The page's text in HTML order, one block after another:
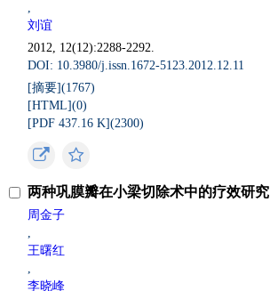
,
刘谊
2012, 12(12):2288-2292.
DOI: 10.3980/j.issn.1672-5123.2012.12.11
[摘要](1767)
[HTML](0)
[PDF 437.16 K](2300)
两种巩膜瓣在小梁切除术中的疗效研究
周金子
,
王曙红
,
李晓峰